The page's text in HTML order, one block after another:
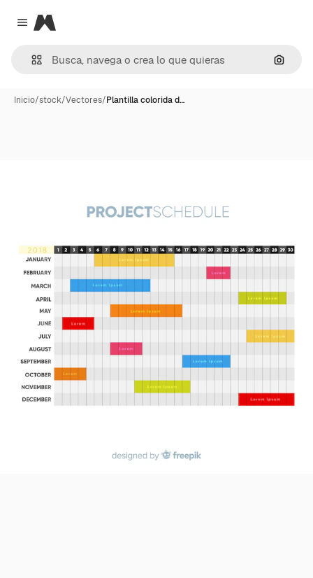
Close menu
Magnific
Inicio/stock/Vectores/Plantilla colorida d…